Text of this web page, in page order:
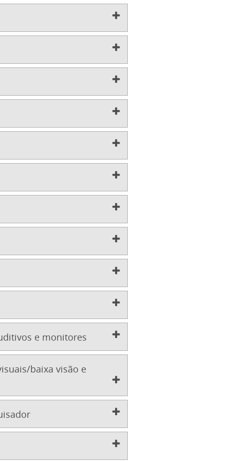
e monitores
baixa visão e